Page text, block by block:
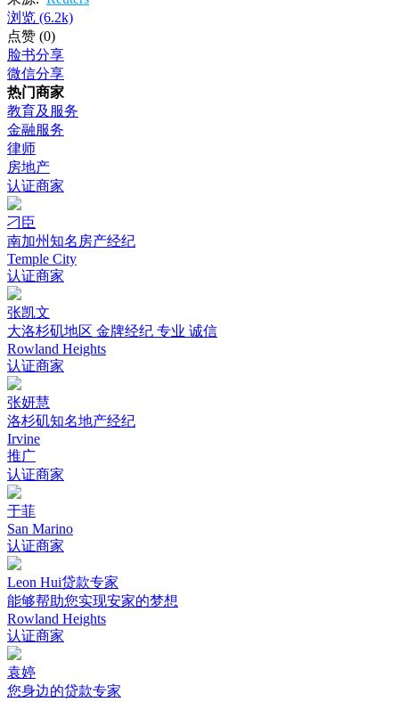
浏览 (6.2k)
点赞 (0)
脸书分享
微信分享
热门商家
教育及服务
金融服务
律师
房地产
认证商家
刁臣
南加州知名房产经纪
Temple City
认证商家
张凯文
大洛杉矶地区 金牌经纪 专业 诚信
Rowland Heights
认证商家
张妍慧
洛杉矶知名地产经纪
Irvine
推广
认证商家
于菲
San Marino
认证商家
Leon Hui贷款专家
能够帮助您实现安家的梦想
Rowland Heights
认证商家
袁婷
您身边的贷款专家